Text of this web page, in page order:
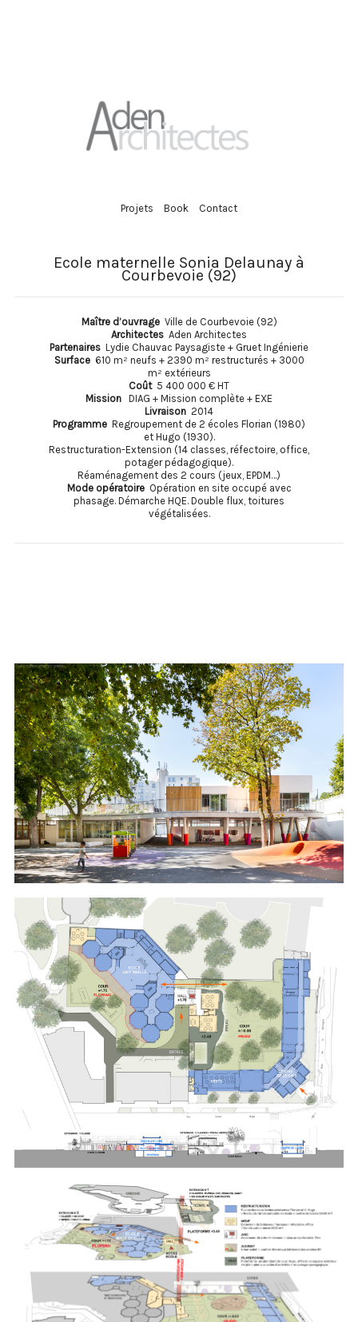
Projets Book Contact
Ecole maternelle Sonia Delaunay à
Courbevoie (92)
Maître d’ouvrage Ville de Courbevoie (92)
Architectes Aden Architectes
Partenaires Lydie Chauvac Paysagiste + Gruet Ingénierie
Surface 610 m² neufs + 2390 m² restructurés + 3000
m² extérieurs
Coût 5 400 000 € HT
Mission DIAG + Mission complète + EXE
Livraison 2014
Programme Regroupement de 2 écoles Florian (1980)
et Hugo (1930).
Restructuration-Extension (14 classes, réfectoire, office,
potager pédagogique).
Réaménagement des 2 cours (jeux, EPDM…)
Mode opératoire Opération en site occupé avec
phasage. Démarche HQE. Double flux, toitures
végétalisées.